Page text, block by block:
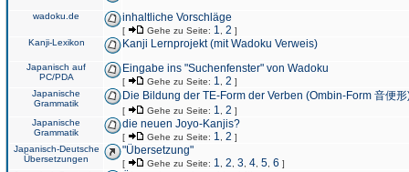
wadoku.de inhaltliche Vorschläge
[ Gehe zu Seite: 1 2 ]
Kanji-Lexikon
Kanji Lernprojekt (mit Wadoku Verweis)
Japanisch auf
PC/PDA
Eingabe ins "Suchenfenster" von Wadoku
[ Gehe zu Seite: 1 2 ]
Japanische
Grammatik
Die Bildung der TE-Form der Verben (Ombin-Form 音便形
[ Gehe zu Seite: 1 2 ]
Japanische
Grammatik
die neuen Joyo-Kanjis?
[ Gehe zu Seite: 1 2 ]
Japanisch-Deutsche
Übersetzungen
"Übersetzung"
[ Gehe zu Seite: 1 2 3 4 5 6 ]